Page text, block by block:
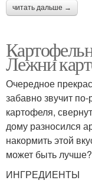
читать дальше →
Лежни
Очередное
забавно звучит
картофеля,
дому разносился
накормить этой
может быть лучше?
ИНГРЕДИЕНТЫ